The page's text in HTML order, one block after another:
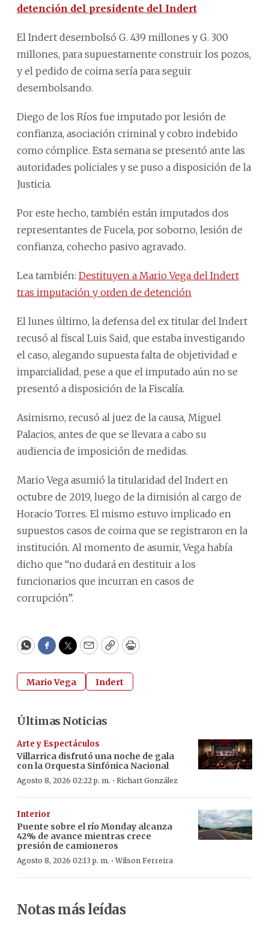
detención del presidente del Indert
El Indert desembolsó G. 439 millones y G. 300
millones, para supuestamente construir los pozos,
y el pedido de coima sería para seguir
desembolsando.
Diego de los Ríos fue imputado por lesión de
confianza, asociación criminal y cobro indebido
como cómplice. Esta semana se presentó ante las
autoridades policiales y se puso a disposición de la
Justicia.
Por este hecho, también están imputados dos
representantes de Fucela, por soborno, lesión de
confianza, cohecho pasivo agravado.
Lea también: Destituyen a Mario Vega del Indert
tras imputación y orden de detención
El lunes último, la defensa del ex titular del Indert
recusó al fiscal Luis Said, que estaba investigando
el caso, alegando supuesta falta de objetividad e
imparcialidad, pese a que el imputado aún no se
presentó a disposición de la Fiscalía.
Asimismo, recusó al juez de la causa, Miguel
Palacios, antes de que se llevara a cabo su
audiencia de imposición de medidas.
Mario Vega asumió la titularidad del Indert en
octubre de 2019, luego de la dimisión al cargo de
Horacio Torres. El mismo estuvo implicado en
supuestos casos de coima que se registraron en la
institución. Al momento de asumir, Vega había
dicho que “no dudará en destituir a los
funcionarios que incurran en casos de
corrupción”.
WhatsApp
Facebook
Twitter
EmailCopyPrint
Mario Vega Indert
Últimas Noticias
Arte y Espectáculos
Villarrica disfrutó una noche de gala
con la Orquesta Sinfónica Nacional
Agosto 8, 2026 02:22 p. m. · Richart González
Interior
Puente sobre el río Monday alcanza
42% de avance mientras crece
presión de camioneros
Agosto 8, 2026 02:13 p. m. ·Wilson Ferreira
Notas más leídas